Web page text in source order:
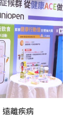
遠離疾病